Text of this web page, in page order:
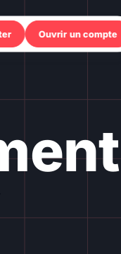
Ouvrir un compte